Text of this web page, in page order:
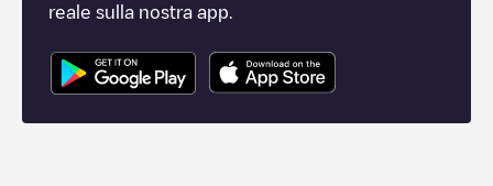
reale sulla nostra app.